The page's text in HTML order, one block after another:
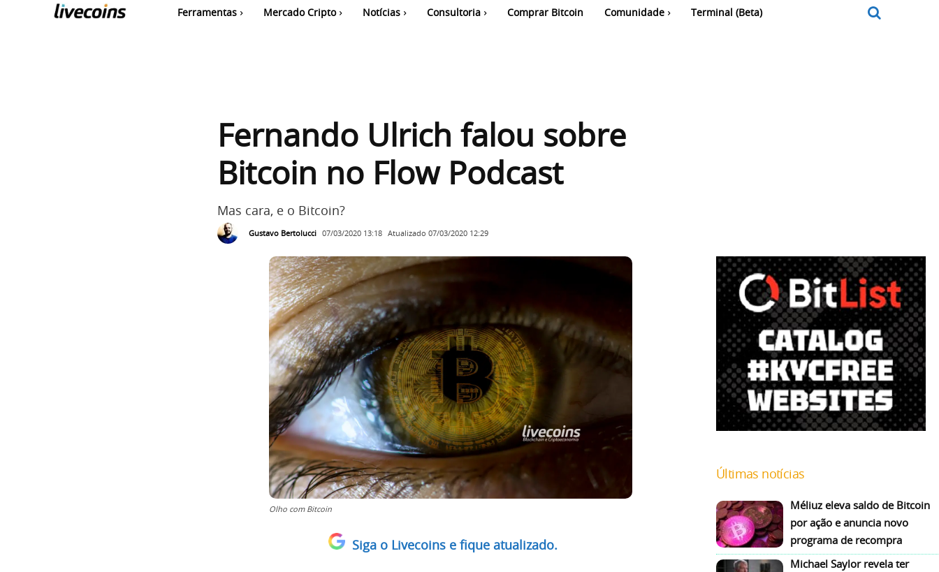
Ferramentas Mercado Cripto Notícias Consultoria Comprar Bitcoin Comunidade Terminal (Beta)
Fernando Ulrich falou sobre
Bitcoin no Flow Podcast
Mas cara, e o Bitcoin?
Gustavo Bertolucci 07/03/2020 13:18 Atualizado 07/03/2020 12:29
Olho com Bitcoin
Siga o Livecoins e fique atualizado.
Últimas notícias
Méliuz eleva saldo de Bitcoin
por ação e anuncia novo
programa de recompra
Michael Saylor revela ter